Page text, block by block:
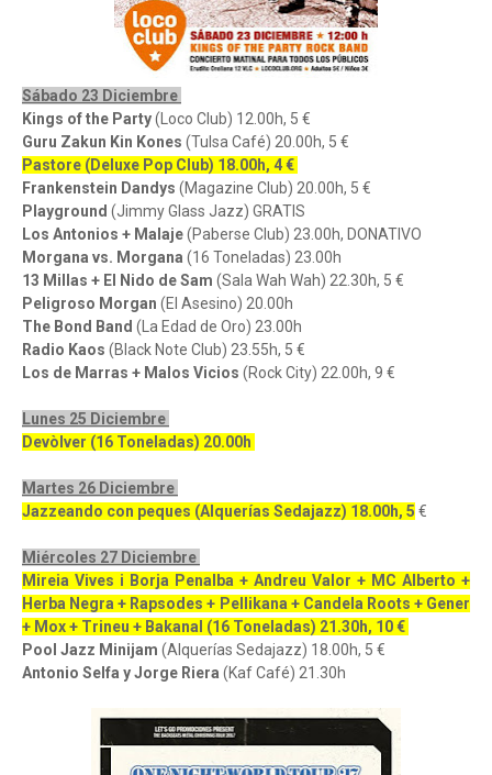
Sábado 23 Diciembre
Kings of the Party(Loco Club) 12.00h, 5 €
Guru Zakun Kin Kones (Tulsa Café) 20.00h, 5 €
Pastore (Deluxe Pop Club) 18.00h, 4 €
Frankenstein Dandys (Magazine Club) 20.00h, 5 €
Playground (Jimmy Glass Jazz) GRATIS
Los Antonios + Malaje(Paberse Club) 23.00h, DONATIVO
Morgana vs. Morgana (16 Toneladas) 23.00h
13 Millas + El Nido de Sam (Sala Wah Wah) 22.30h, 5 €
Peligroso Morgan (El Asesino) 20.00h
The Bond Band (La Edad de Oro) 23.00h
Radio Kaos (Black Note Club) 23.55h, 5 €
Los de Marras + Malos Vicios (Rock City) 22.00h, 9 €
Lunes 25 Diciembre
Devòlver (16 Toneladas) 20.00h
Martes 26 Diciembre
Jazzeando con peques (Alquerías Sedajazz) 18.00h, 5 €
Miércoles 27 Diciembre
Mireia Vives i Borja Penalba + Andreu Valor + MC Alberto +
Herba Negra + Rapsodes + Pellikana + Candela Roots + Gener
+ Mox + Trineu + Bakanal (16 Toneladas) 21.30h, 10 €
Pool Jazz Minijam (Alquerías Sedajazz) 18.00h, 5 €
Antonio Selfa y Jorge Riera (Kaf Café) 21.30h